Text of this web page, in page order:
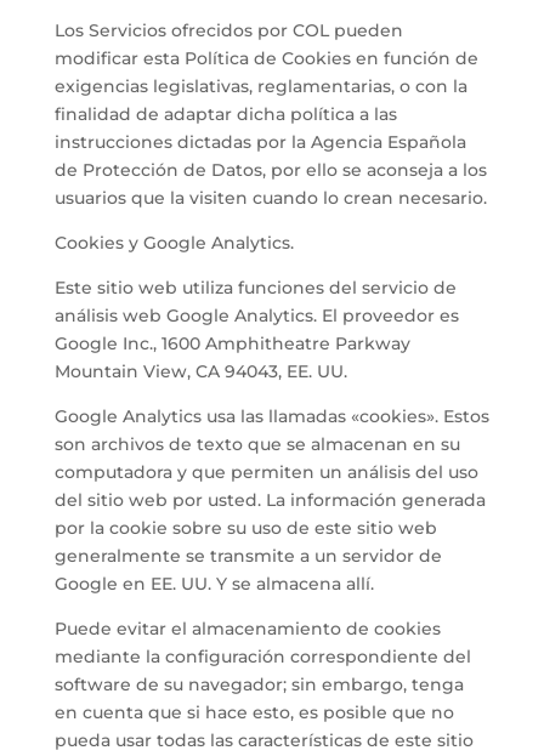
Los Servicios ofrecidos por COL pueden
modificar esta Política de Cookies en función de
exigencias legislativas, reglamentarias, o con la
finalidad de adaptar dicha política a las
instrucciones dictadas por la Agencia Española
de Protección de Datos, por ello se aconseja a los
usuarios que la visiten cuando lo crean necesario.
Cookies y Google Analytics.
Este sitio web utiliza funciones del servicio de
análisis web Google Analytics. El proveedor es
Google Inc., 1600 Amphitheatre Parkway
Mountain View, CA 94043, EE. UU.
Google Analytics usa las llamadas «cookies». Estos
son archivos de texto que se almacenan en su
computadora y que permiten un análisis del uso
del sitio web por usted. La información generada
por la cookie sobre su uso de este sitio web
generalmente se transmite a un servidor de
Google en EE. UU. Y se almacena allí.
Puede evitar el almacenamiento de cookies
mediante la configuración correspondiente del
software de su navegador; sin embargo, tenga
en cuenta que si hace esto, es posible que no
pueda usar todas las características de este sitio